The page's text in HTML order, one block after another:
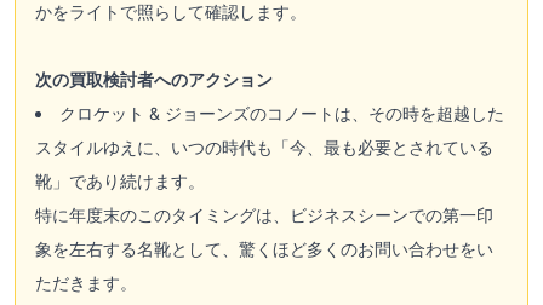
かをライトで照らして確認します。
次の買取検討者へのアクション
クロケット & ジョーンズのコノートは、その時を超越した
スタイルゆえに、いつの時代も「今、最も必要とされている
靴」であり続けます。
特に年度末のこのタイミングは、ビジネスシーンでの第一印
象を左右する名靴として、驚くほど多くのお問い合わせをい
ただきます。